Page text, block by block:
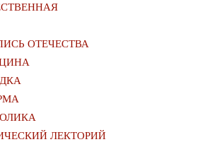
ОТЕЧЕСТВА
ЛЕКТОРИЙ